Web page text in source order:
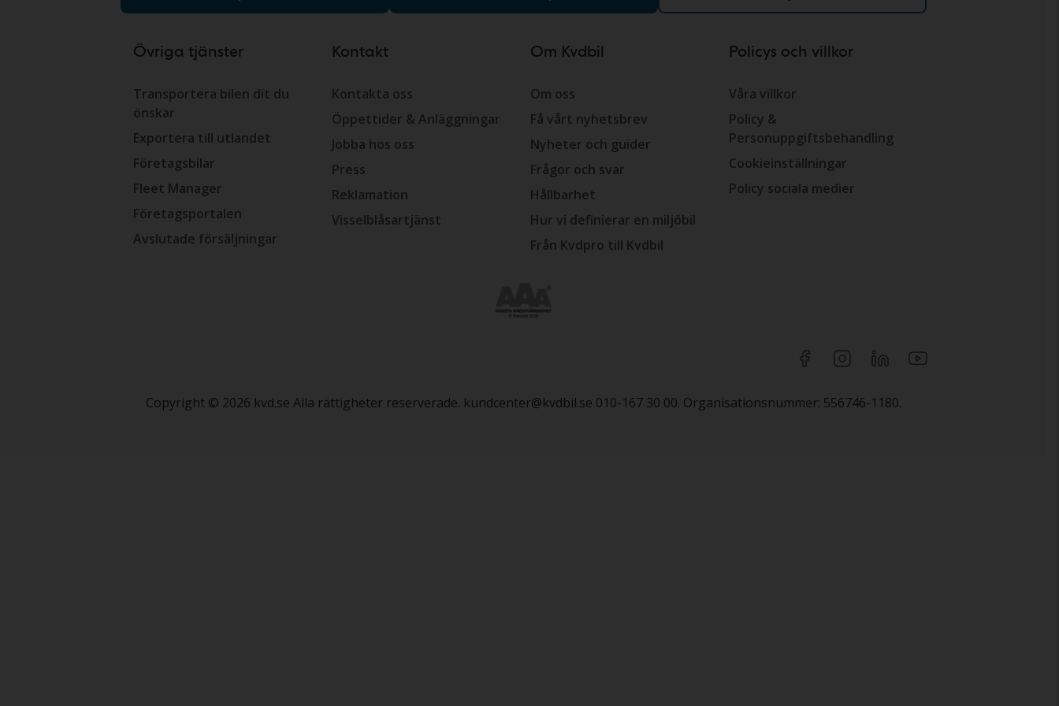
Övriga tjänster
Transportera bilen dit du
önskar
Exportera till utlandet
Företagsbilar
Fleet Manager
Företagsportalen
Avslutade försäljningar
Kontakt
Kontakta oss
Öppettider & Anläggningar
Jobba hos oss
Press
Reklamation
Visselblåsartjänst
Om Kvdbil
Om oss
Få vårt nyhetsbrev
Nyheter och guider
Frågor och svar
Hållbarhet
Hur vi definierar en miljöbil
Från Kvdpro till Kvdbil
Policys och villkor
Våra villkor
Policy &
Personuppgiftsbehandling
Cookieinställningar
Policy sociala medier
Copyright © 2026 kvd.se Alla rättigheter reserverade. kundcenter@kvdbil.se 010-167 30 00. Organisationsnummer: 556746-1180.